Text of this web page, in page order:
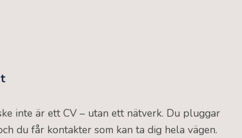
inte är ett CV – utan ett nätverk. Du pluggar
du får kontakter som kan ta dig hela vägen.